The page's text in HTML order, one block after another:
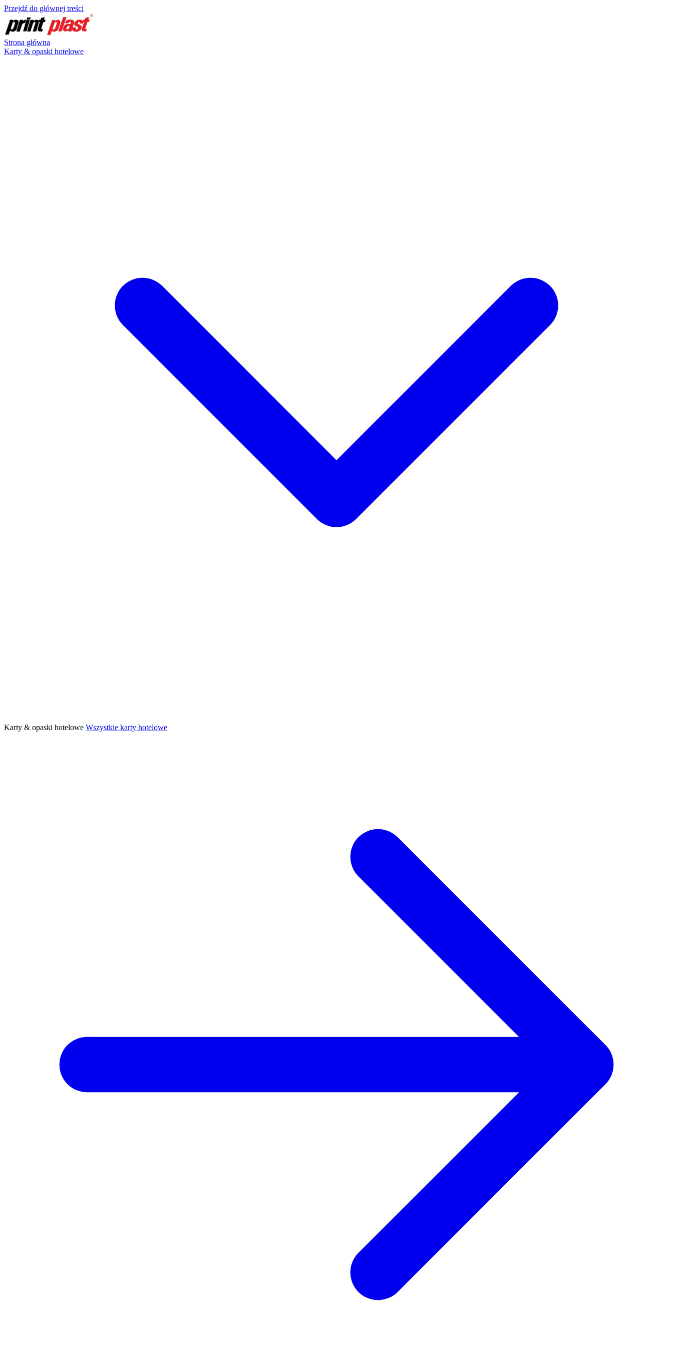
Przejdź do głównej treści
Strona główna
Karty & opaski hotelowe
Karty & opaski hotelowe Wszystkie karty hotelowe